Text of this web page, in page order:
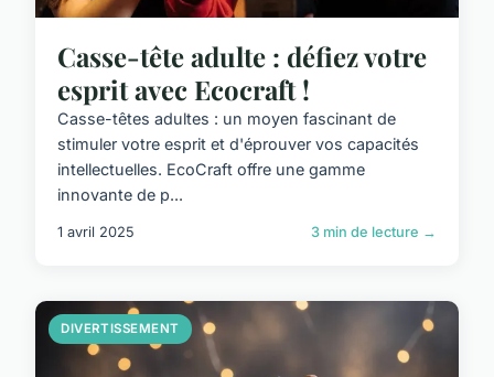
Casse-tête adulte : défiez votre
esprit avec Ecocraft !
Casse-têtes adultes : un moyen fascinant de
stimuler votre esprit et d'éprouver vos capacités
intellectuelles. EcoCraft offre une gamme
innovante de p...
1 avril 2025 3 min de lecture →
DIVERTISSEMENT